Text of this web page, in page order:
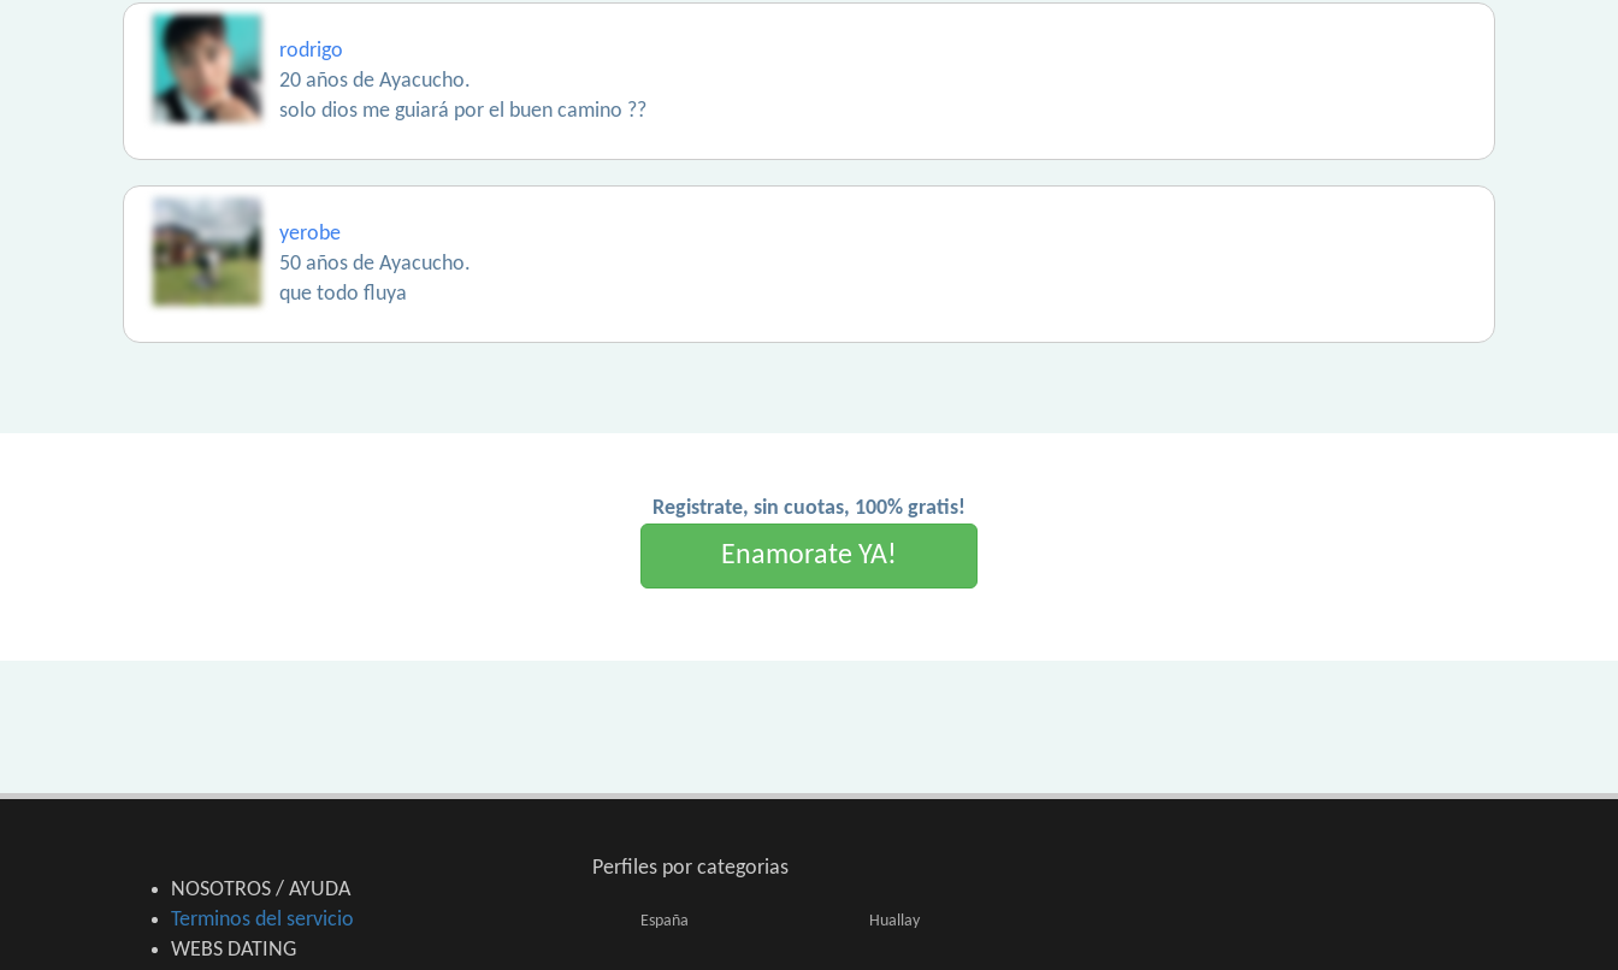
rodrigo
20 años de Ayacucho.
solo dios me guiará por el buen camino ??
yerobe
50 años de Ayacucho.
que todo fluya
Registrate, sin cuotas, 100% gratis!
Enamorate YA!
NOSOTROS / AYUDA
Terminos del servicio
WEBS DATING
Perfiles por categorias
España Huallay